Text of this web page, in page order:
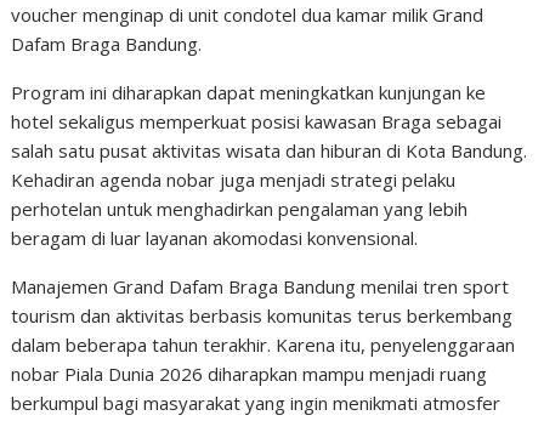
voucher menginap di unit condotel dua kamar milik Grand
Dafam Braga Bandung.
Program ini diharapkan dapat meningkatkan kunjungan ke
hotel sekaligus memperkuat posisi kawasan Braga sebagai
salah satu pusat aktivitas wisata dan hiburan di Kota Bandung.
Kehadiran agenda nobar juga menjadi strategi pelaku
perhotelan untuk menghadirkan pengalaman yang lebih
beragam di luar layanan akomodasi konvensional.
Manajemen Grand Dafam Braga Bandung menilai tren sport
tourism dan aktivitas berbasis komunitas terus berkembang
dalam beberapa tahun terakhir. Karena itu, penyelenggaraan
nobar Piala Dunia 2026 diharapkan mampu menjadi ruang
berkumpul bagi masyarakat yang ingin menikmati atmosfer